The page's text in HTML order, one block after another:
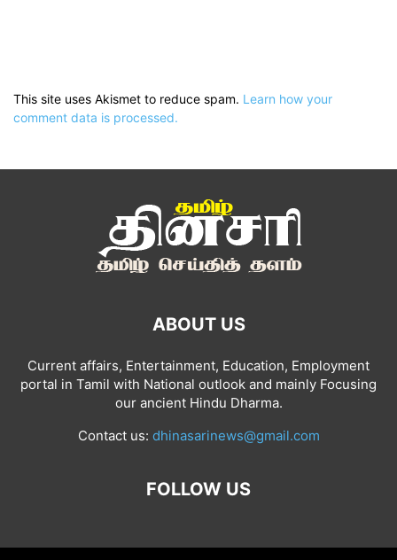
This site uses Akismet to reduce spam. Learn how your
comment data is processed.
ABOUT US
Current affairs, Entertainment, Education, Employment
portal in Tamil with National outlook and mainly Focusing
our ancient Hindu Dharma.
Contact us: dhinasarinews@gmail.com
FOLLOW US